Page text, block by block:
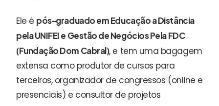
Ele é pós-graduado em Educação a Distância
pela UNIFEI e Gestão de Negócios Pela FDC
(Fundação Dom Cabral), e tem uma bagagem
extensa como produtor de cursos para
terceiros, organizador de congressos (online e
presenciais) e consultor de projetos